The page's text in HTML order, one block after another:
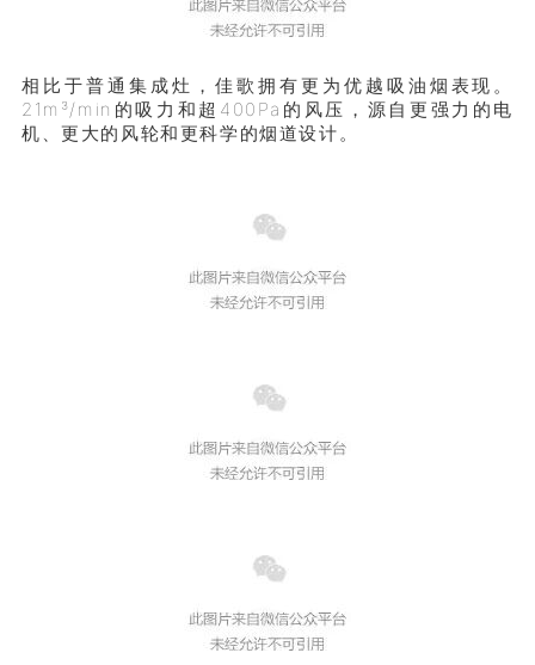
相比于普通集成灶，佳歌拥有更为优越吸油烟表现。
21m³/min的吸力和超400Pa的风压，源自更强力的电
机、更大的风轮和更科学的烟道设计。